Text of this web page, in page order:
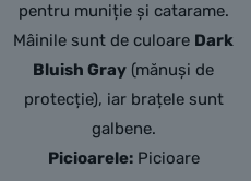
pentru muniție și catarame.
Mâinile sunt de culoare Dark
Bluish Gray (mănuși de
protecție), iar brațele sunt
galbene.
Picioarele:Picioare